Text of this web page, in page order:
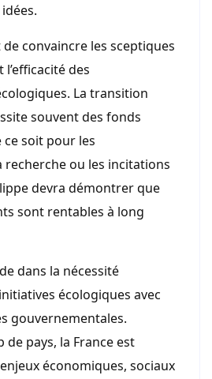
convaincre les sceptiques
des
La transition
souvent des fonds
soit pour les
ou les incitations
devra démontrer que
sont rentables à long
dans la nécessité
écologiques avec
gouvernementales.
de pays, la France est
économiques, sociaux